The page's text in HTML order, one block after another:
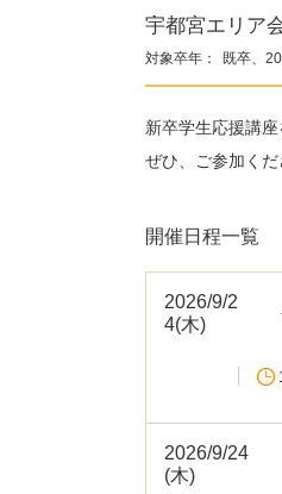
宇都宮エリア
対象卒年： 既卒、
新卒学生応援講座
ぜひ、ご参加くだ
開催日程一覧
2026/9/2
4(木)
2026/9/24
(木)